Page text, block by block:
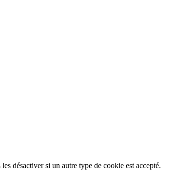
désactiver si un autre type de cookie est accepté.